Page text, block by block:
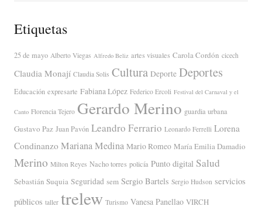
Etiquetas
25 de mayo Alberto Viegas Alfredo Beliz artes visuales Carola Cordón cicech
Claudia Monají Claudia Solis Cultura Deporte Deportes
Educación expresarte Fabiana López Federico Ercoli Festival del Carnaval y el
Canto Florencia Tejero Gerardo Merino guardia urbana
Gustavo Paz Juan Pavón Leandro Ferrario Leonardo Ferrelli Lorena
Condinanzo Mariana Medina Mario Romeo María Emilia Damadio
Merino Milton Reyes Nacho torres policía Punto digital Salud
Sebastián Suquia Seguridad sem Sergio Bartels Sergio Hudson servicios
públicos taller trelew Turismo Vanesa Panellao VIRCH